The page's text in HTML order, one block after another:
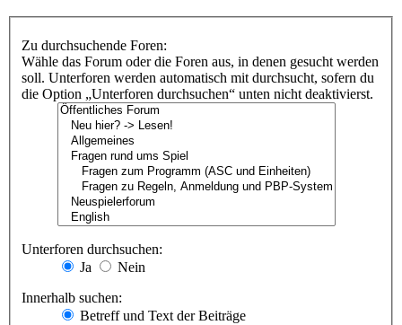
Zu durchsuchende Foren:
Wähle das Forum oder die Foren aus, in denen gesucht werden
soll. Unterforen werden automatisch mit durchsucht, sofern du
die Option „Unterforen durchsuchen“ unten nicht deaktivierst.
Unterforen durchsuchen:
Ja
Nein
Innerhalb suchen:
Betreff und Text der Beiträge